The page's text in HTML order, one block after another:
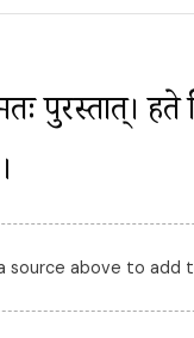
पुरस्तात्।
source above to add